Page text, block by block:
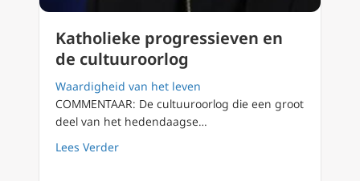
Katholieke progressieven en
de cultuuroorlog
Waardigheid van het leven
COMMENTAAR: De cultuuroorlog die een groot
deel van het hedendaagse…
Lees Verderabout Katholieke progressieven en de